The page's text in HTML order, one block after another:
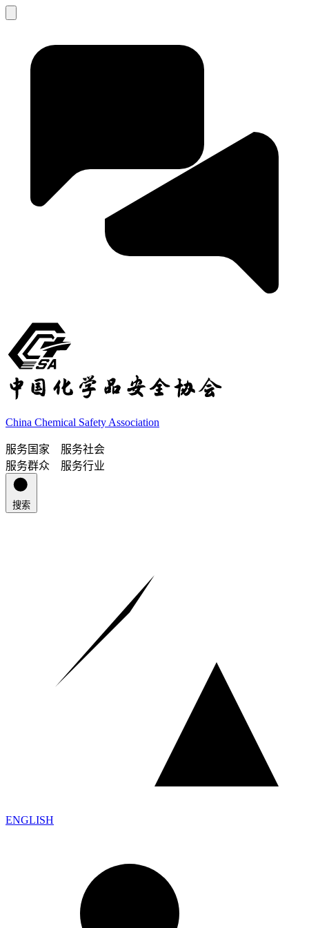
China Chemical Safety Association
服务国家 服务社会
服务群众 服务行业
搜索
ENGLISH